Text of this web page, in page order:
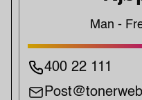
Man -
400 22 111